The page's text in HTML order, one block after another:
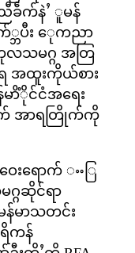
ခဵက်နဲႛ ူမန်
ဘပီး ေုကညာ
သမဂ္ဂ အတြ
ရ အထူးကိုယ်စား
ာိံိုင်ငံအရေး
က် အာရတြိုက်ကို
ေးရောက် ႌြ
ဂ္ဂဆိုင်ရာ
န်မာသတင်း
ရိကန်